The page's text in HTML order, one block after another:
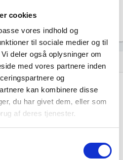
cookies
vores indhold og
til sociale medier og til
deler også oplysninger om
med vores partnere inden
og
kan kombinere disse
du har givet dem, eller som
af deres tjenester.
2025-12 2024-12
- -
322 68
9